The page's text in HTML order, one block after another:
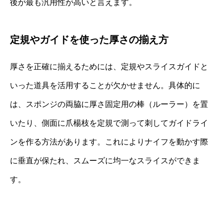
後が最も汎用性が高いと言えます。
定規やガイドを使った厚さの揃え方
厚さを正確に揃えるためには、定規やスライスガイドと
いった道具を活用することが欠かせません。具体的に
は、スポンジの両脇に厚さ固定用の棒（ルーラー）を置
いたり、側面に爪楊枝を定規で測って刺してガイドライ
ンを作る方法があります。これによりナイフを動かす際
に垂直が保たれ、スムーズに均一なスライスができま
す。